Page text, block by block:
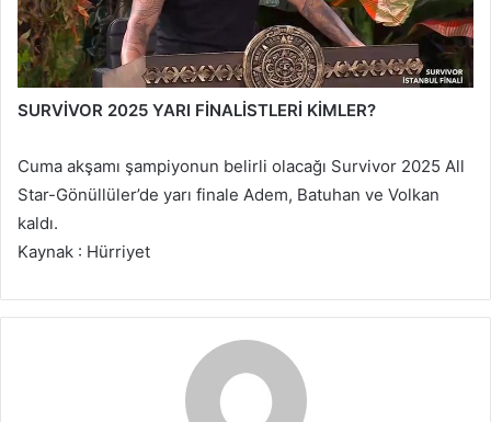
SURVİVOR 2025 YARI FİNALİSTLERİ KİMLER?
Cuma akşamı şampiyonun belirli olacağı Survivor 2025 All
Star-Gönüllüler’de yarı finale Adem, Batuhan ve Volkan
kaldı.
Kaynak : Hürriyet